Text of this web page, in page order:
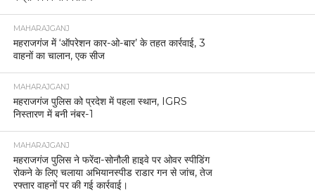
MAHARAJGANJ
महराजगंज में ‘ऑपरेशन कार-ओ-बार’ के तहत कार्रवाई, 3
वाहनों का चालान, एक सीज
MAHARAJGANJ
महराजगंज पुलिस को प्रदेश में पहला स्थान, IGRS
निस्तारण में बनी नंबर-1
MAHARAJGANJ
महराजगंज पुलिस ने फरेंदा-सोनौली हाइवे पर ओवर स्पीडिंग
रोकने के लिए चलाया अभियानस्पीड राडार गन से जांच, तेज
रफ्तार वाहनों पर की गई कार्रवाई।